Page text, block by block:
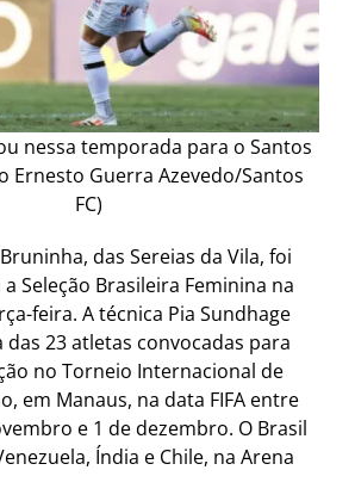
nessa temporada para o Santos
Ernesto Guerra Azevedo/Santos
FC)
das Sereias da Vila, foi
Seleção Brasileira Feminina na
feira. A técnica Pia Sundhage
23 atletas convocadas para
no Torneio Internacional de
em Manaus, na data FIFA entre
e 1 de dezembro. O Brasil
Índia e Chile, na Arena